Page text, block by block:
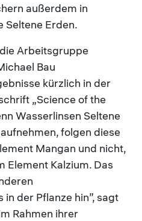
außerdem in
Seltene Erden.
Arbeitsgruppe
Bau
kürzlich in der
„Science of the
Wasserlinsen Seltene
folgen diese
Mangan und nicht,
Element Kalzium. Das
der Pflanze hin”, sagt
Rahmen ihrer